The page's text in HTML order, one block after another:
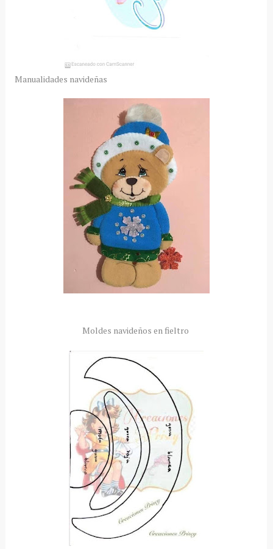
Manualidades navideñas
Moldes navideños en fieltro